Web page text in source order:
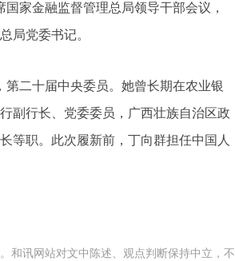
家金融监督管理总局领导干部会议，
局党委书记。
二十届中央委员。她曾长期在农业银
副行长、党委委员，广西壮族自治区政
等职。此次履新前，丁向群担任中国人
和讯网站对文中陈述、观点判断保持中立，不